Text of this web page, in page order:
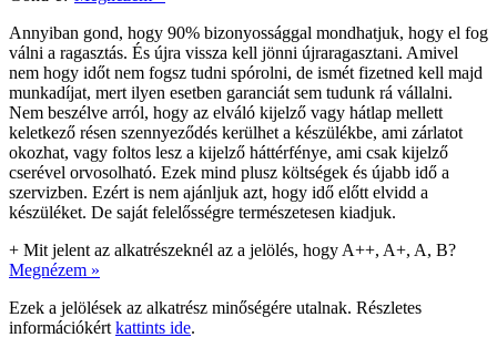
Annyiban gond, hogy 90% bizonyossággal mondhatjuk, hogy el fog
válni a ragasztás. És újra vissza kell jönni újraragasztani. Amivel
nem hogy időt nem fogsz tudni spórolni, de ismét fizetned kell majd
munkadíjat, mert ilyen esetben garanciát sem tudunk rá vállalni.
Nem beszélve arról, hogy az elváló kijelző vagy hátlap mellett
keletkező résen szennyeződés kerülhet a készülékbe, ami zárlatot
okozhat, vagy foltos lesz a kijelző háttérfénye, ami csak kijelző
cserével orvosolható. Ezek mind plusz költségek és újabb idő a
szervizben. Ezért is nem ajánljuk azt, hogy idő előtt elvidd a
készüléket. De saját felelősségre természetesen kiadjuk.
+ Mit jelent az alkatrészeknél az a jelölés, hogy A++, A+, A, B?
Megnézem »
Ezek a jelölések az alkatrész minőségére utalnak. Részletes
információkért kattints ide.